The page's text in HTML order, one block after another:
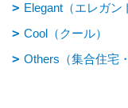
Elegant（エレガン
Cool（クール）
Others（集合住宅